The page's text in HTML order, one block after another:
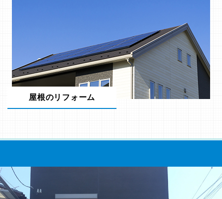
屋根のリフォーム